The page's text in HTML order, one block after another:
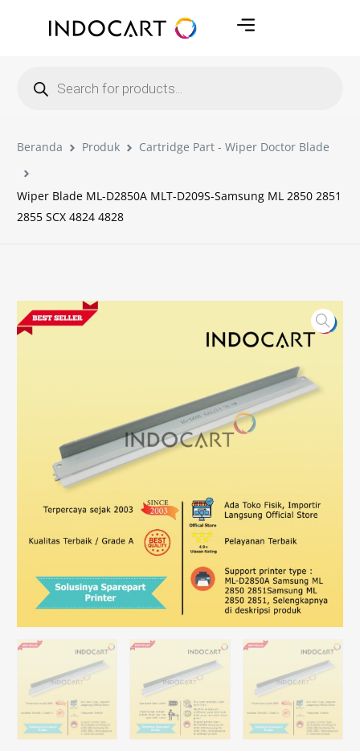
Beranda Produk Cartridge Part - Wiper Doctor Blade
Wiper Blade ML-D2850A MLT-D209S-Samsung ML 2850 2851
2855 SCX 4824 4828